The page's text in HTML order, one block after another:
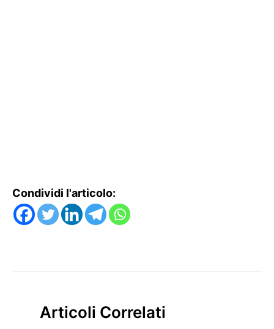
Condividi l'articolo:
Articoli Correlati